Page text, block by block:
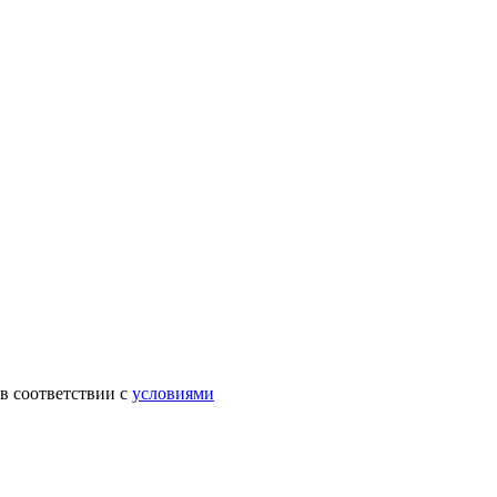
с условиями